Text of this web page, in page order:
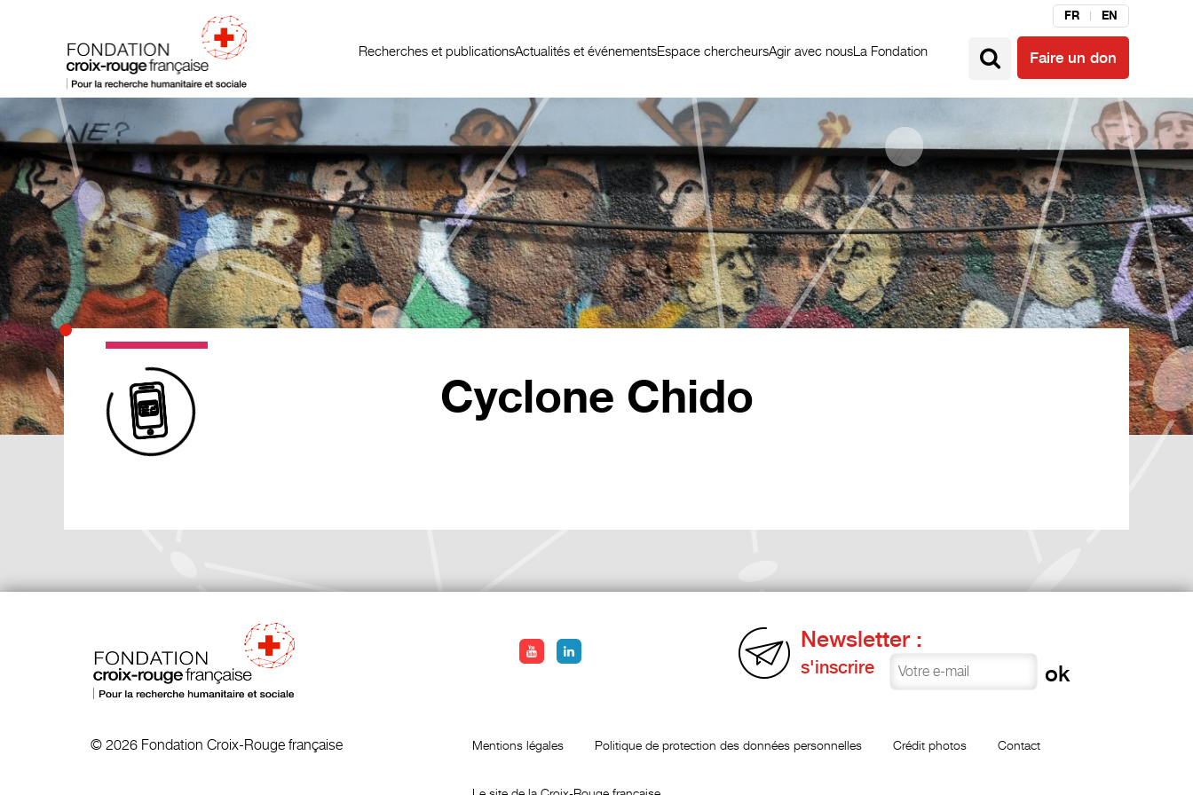
FR EN
Recherches et publicationsActualités et événementsEspace chercheursAgir avec nousLa Fondation Faire un don
Cyclone Chido
Newsletter :
s'inscrire
© 2026 Fondation Croix-Rouge française Mentions légales Politique de protection des données personnelles Crédit photos Contact